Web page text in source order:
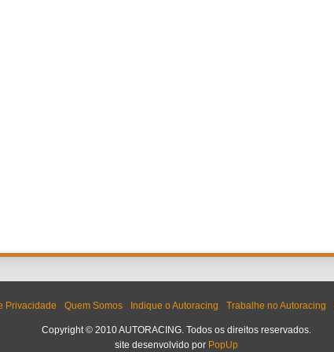
Privacidade Quem Somos Indique o Autoracing Trabalhe no Autoracing
Copyright © 2010 AUTORACING. Todos os direitos reservados.
site desenvolvido por PopUp